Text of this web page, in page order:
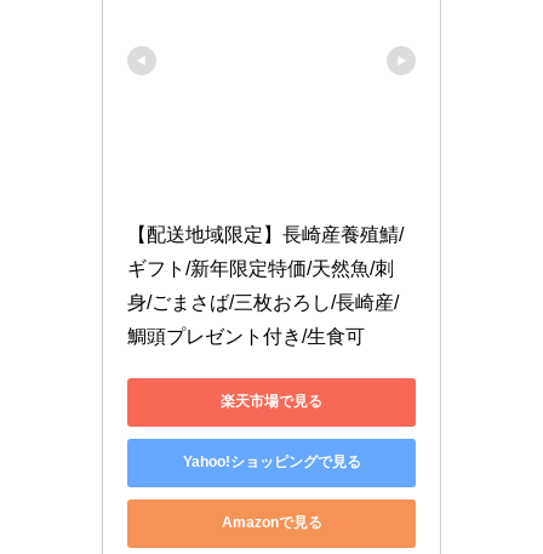
【配送地域限定】長崎産養殖鯖/
ギフト/新年限定特価/天然魚/刺
身/ごまさば/三枚おろし/長崎産/
鯛頭プレゼント付き/生食可
楽天市場で見る
Yahoo!ショッピングで見る
Amazonで見る